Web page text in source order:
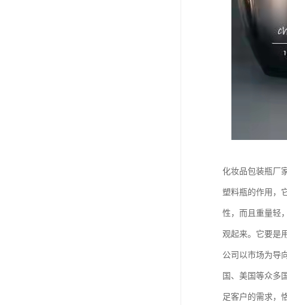
化妆品包装瓶厂
塑料瓶的作用，
性，而且重量轻
观起来。它要是
公司以市场为导
国、美国等众多
足客户的需求，